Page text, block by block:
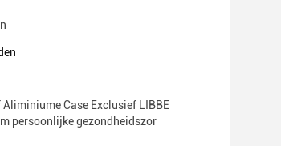
Case Exclusief LIBBE
persoonlijke gezondheidszor